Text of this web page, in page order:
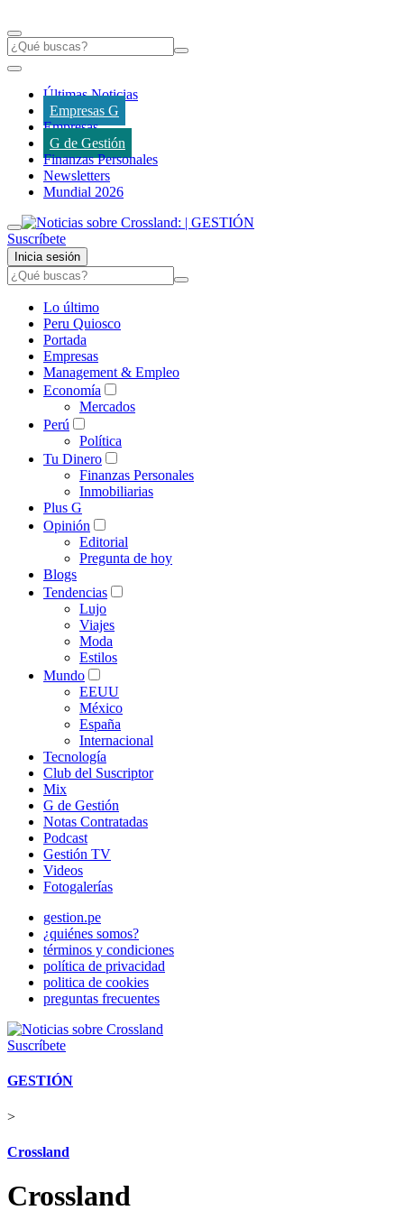
Últimas Noticias
Empresas G
Empresas
G de Gestión
Finanzas Personales
Newsletters
Mundial 2026
Suscríbete
Inicia sesión
Lo último
Peru Quiosco
Portada
Empresas
Management & Empleo
Economía
Mercados
Perú
Política
Tu Dinero
Finanzas Personales
Inmobiliarias
Plus G
Opinión
Editorial
Pregunta de hoy
Blogs
Tendencias
Lujo
Viajes
Moda
Estilos
Mundo
EEUU
México
España
Internacional
Tecnología
Club del Suscriptor
Mix
G de Gestión
Notas Contratadas
Podcast
Gestión TV
Videos
Fotogalerías
gestion.pe
¿quiénes somos?
términos y condiciones
política de privacidad
politica de cookies
preguntas frecuentes
Suscríbete
GESTIÓN
>
Crossland
Crossland